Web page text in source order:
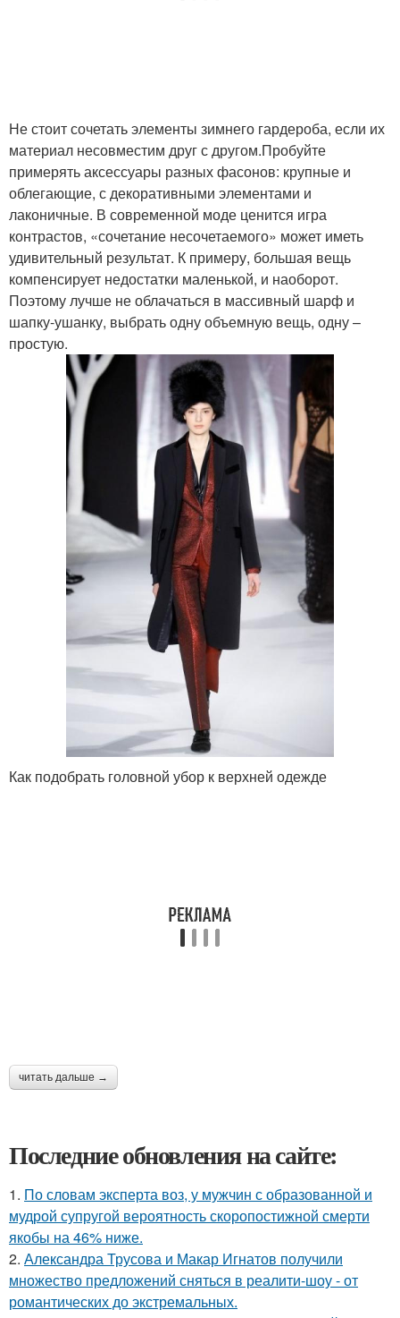
Не стоит сочетать элементы зимнего гардероба, если их
материал несовместим друг с другом.Пробуйте
примерять аксессуары разных фасонов: крупные и
облегающие, с декоративными элементами и
лаконичные. В современной моде ценится игра
контрастов, «сочетание несочетаемого» может иметь
удивительный результат. К примеру, большая вещь
компенсирует недостатки маленькой, и наоборот.
Поэтому лучше не облачаться в массивный шарф и
шапку-ушанку, выбрать одну объемную вещь, одну –
простую.
Как подобрать головной убор к верхней одежде
читать дальше →
Последние обновления на сайте:
1. По словам эксперта воз, у мужчин с образованной и
мудрой супругой вероятность скоропостижной смерти
якобы на 46% ниже.
2. Александра Трусова и Макар Игнатов получили
множество предложений сняться в реалити-шоу - от
романтических до экстремальных.